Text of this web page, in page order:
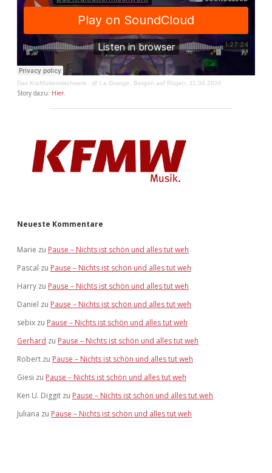
Das Kraftfuttermischwerk · @ La Grange, Bergen auf Rügen, 11.04.2026
Story dazu: Hier.
Neueste Kommentare
Marie zu Pause – Nichts ist schön und alles tut weh
Pascal zu Pause – Nichts ist schön und alles tut weh
Harry zu Pause – Nichts ist schön und alles tut weh
Daniel zu Pause – Nichts ist schön und alles tut weh
sebix zu Pause – Nichts ist schön und alles tut weh
Gerhard zu Pause – Nichts ist schön und alles tut weh
Robert zu Pause – Nichts ist schön und alles tut weh
Giesi zu Pause – Nichts ist schön und alles tut weh
Ken U. Diggit zu Pause – Nichts ist schön und alles tut weh
Juliana zu Pause – Nichts ist schön und alles tut weh